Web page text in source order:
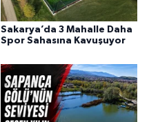
Sakarya’da 3 Mahalle Daha
Spor Sahasına Kavuşuyor